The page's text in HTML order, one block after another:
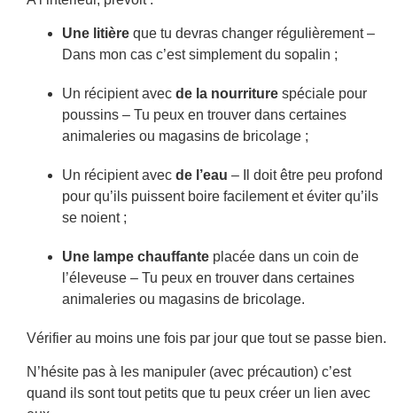
Une litière que tu devras changer régulièrement –
Dans mon cas c’est simplement du sopalin ;
Un récipient avec de la nourriture spéciale pour
poussins – Tu peux en trouver dans certaines
animaleries ou magasins de bricolage ;
Un récipient avec de l’eau – Il doit être peu profond
pour qu’ils puissent boire facilement et éviter qu’ils
se noient ;
Une lampe chauffante placée dans un coin de
l’éleveuse – Tu peux en trouver dans certaines
animaleries ou magasins de bricolage.
Vérifier au moins une fois par jour que tout se passe bien.
N’hésite pas à les manipuler (avec précaution) c’est
quand ils sont tout petits que tu peux créer un lien avec